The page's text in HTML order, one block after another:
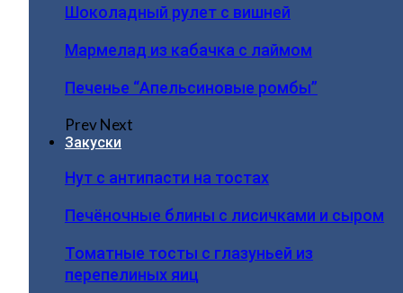
Шоколадный рулет с вишней
Мармелад из кабачка с лаймом
Печенье “Апельсиновые ромбы”
PrevNext
Закуски
Нут с антипасти на тостах
Печёночные блины с лисичками и сыром
Томатные тосты с глазуньей из
перепелиных яиц